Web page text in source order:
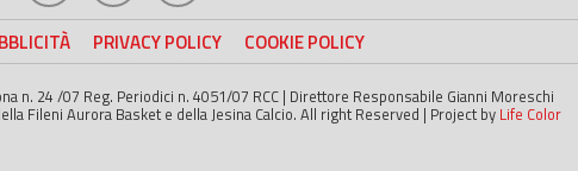
PRIVACY POLICY COOKIE POLICY
n. 24 /07 Reg. Periodici n. 4051/07 RCC | Direttore Responsabile Gianni Moreschi
Fileni Aurora Basket e della Jesina Calcio. All right Reserved | Project by Life Color